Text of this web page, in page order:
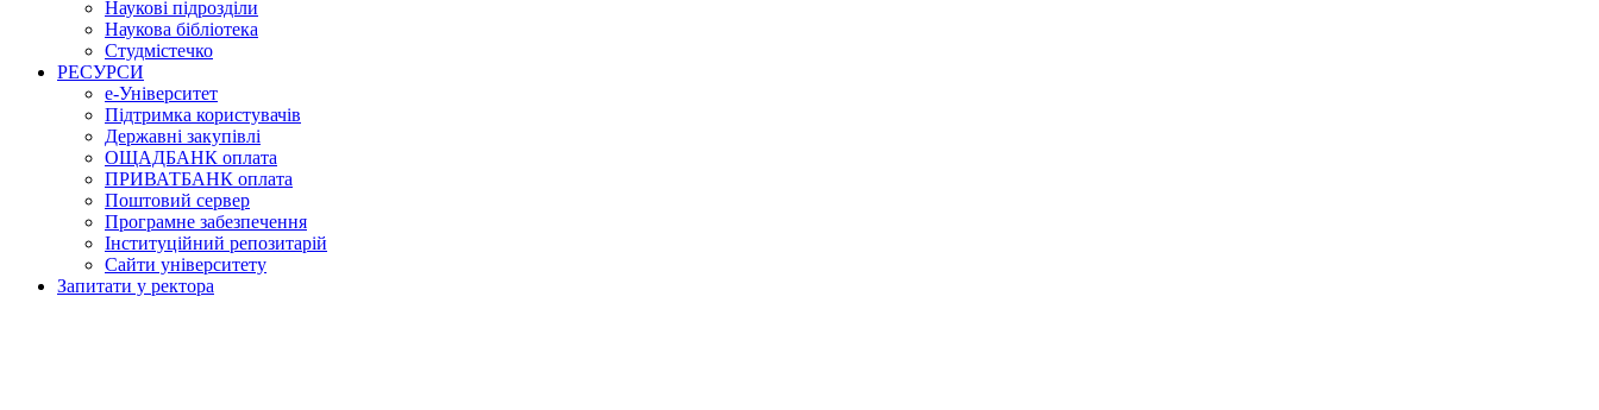
Наукові підрозділи
Наукова бібліотека
Студмістечко
РЕСУРСИ
е-Університет
Підтримка користувачів
Державні закупівлі
ОЩАДБАНК оплата
ПРИВАТБАНК оплата
Поштовий сервер
Програмне забезпечення
Інституційний репозитарій
Сайти університету
Запитати у ректора